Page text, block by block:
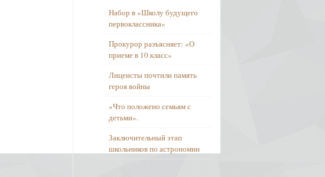
Набор в «Школу будущего
первоклассника»
Прокурор разъясняет: «О
приеме в 10 класс»
Лицеисты почтили память
героя войны
«Что положено семьям с
детьми».
Заключительный этап
школьников по астрономии